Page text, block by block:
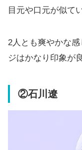
目元や口元が似て
2人とも爽やかな
ジはかなり印象が
②石川遼